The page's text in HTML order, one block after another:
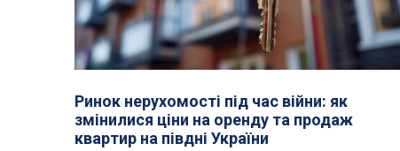
Ринок нерухомості під час війни: як
змінилися ціни на оренду та продаж
квартир на півдні України